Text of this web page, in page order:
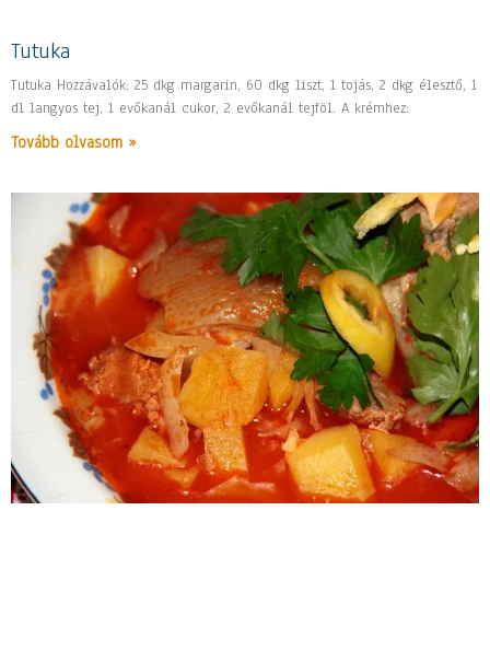
Tutuka
Tutuka Hozzávalók: 25 dkg margarin, 60 dkg liszt, 1 tojás, 2 dkg élesztő, 1
dl langyos tej, 1 evőkanál cukor, 2 evőkanál tejföl. A krémhez:
Tovább olvasom »